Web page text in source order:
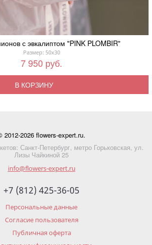
с эвкалиптом "PINK PLOMBIR"
Размер: 50x30
7 950 руб.
В КОРЗИНУ
2012-2026 flowers-expert.ru.
Санкт-Петербург, метро Горьковская, ул.
Лизы Чайкиной 25
info@flowers-expert.ru
+7 (812) 425-36-05
Персональные данные
Согласие пользователя
Публичная оферта